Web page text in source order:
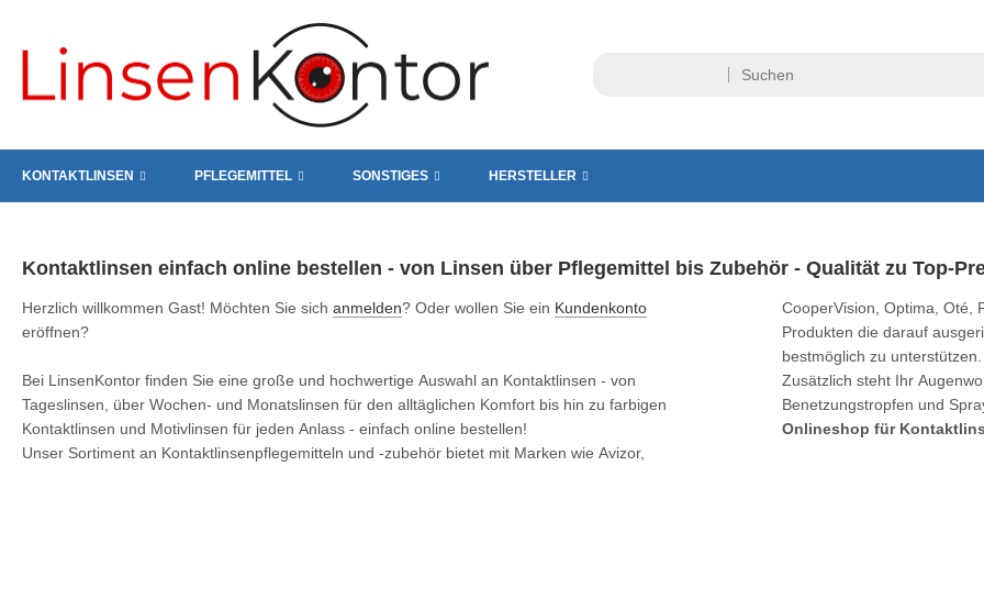
KONTAKTLINSEN PFLEGEMITTEL SONSTIGES HERSTELLER
Kontaktlinsen einfach online bestellen - von Linsen über Pflegemittel bis Zubehör - Qualität zu Top-
Herzlich willkommen Gast! Möchten Sie sich anmelden? Oder wollen Sie ein Kundenkonto
eröffnen?
Bei LinsenKontor finden Sie eine große und hochwertige Auswahl an Kontaktlinsen - von
Tageslinsen, über Wochen- und Monatslinsen für den alltäglichen Komfort bis hin zu farbigen
Kontaktlinsen und Motivlinsen für jeden Anlass - einfach online bestellen!
Unser Sortiment an Kontaktlinsenpflegemitteln und -zubehör bietet mit Marken wie Avizor,
CooperVision, Optima, Oté,
Produkten die darauf
bestmöglich zu unterstützen.
Zusätzlich steht Ihr
Benetzungstropfen und
Onlineshop für